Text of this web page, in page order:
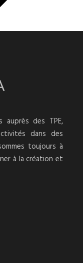
auprès des TPE,
dans des
toujours à
à la création et